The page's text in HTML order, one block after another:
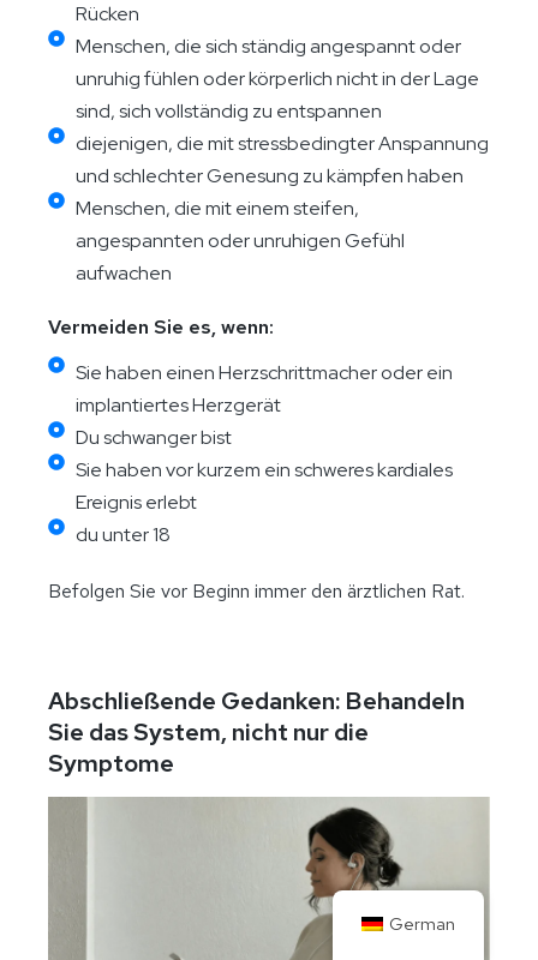
Rücken
Menschen, die sich ständig angespannt oder
unruhig fühlen oder körperlich nicht in der Lage
sind, sich vollständig zu entspannen
diejenigen, die mit stressbedingter Anspannung
und schlechter Genesung zu kämpfen haben
Menschen, die mit einem steifen,
angespannten oder unruhigen Gefühl
aufwachen
Vermeiden Sie es, wenn:
Sie haben einen Herzschrittmacher oder ein
implantiertes Herzgerät
Du schwanger bist
Sie haben vor kurzem ein schweres kardiales
Ereignis erlebt
du unter 18
Befolgen Sie vor Beginn immer den ärztlichen Rat.
Abschließende Gedanken: Behandeln
Sie das System, nicht nur die
Symptome
German